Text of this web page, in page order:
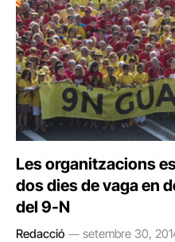
Les organitzacions
dos dies de vaga en
del 9-N
Redacció setembre 30,